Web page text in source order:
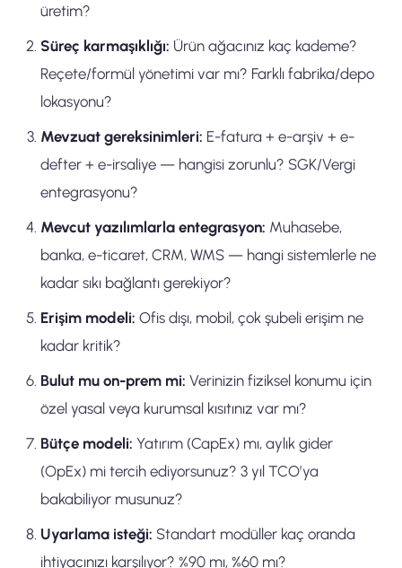
üretim?
Süreç karmaşıklığı: Ürün ağacınız kaç kademe?
Reçete/formül yönetimi var mı? Farklı fabrika/depo
lokasyonu?
Mevzuat gereksinimleri: E-fatura + e-arşiv + e-
defter + e-irsaliye — hangisi zorunlu? SGK/Vergi
entegrasyonu?
Mevcut yazılımlarla entegrasyon: Muhasebe,
banka, e-ticaret, CRM, WMS — hangi sistemlerle ne
kadar sıkı bağlantı gerekiyor?
Erişim modeli: Ofis dışı, mobil, çok şubeli erişim ne
kadar kritik?
Bulut mu on-prem mi: Verinizin fiziksel konumu için
özel yasal veya kurumsal kısıtınız var mı?
Bütçe modeli: Yatırım (CapEx) mı, aylık gider
(OpEx) mi tercih ediyorsunuz? 3 yıl TCO’ya
bakabiliyor musunuz?
Uyarlama isteği: Standart modüller kaç oranda
ihtiyacınızı karşılıyor? %90 mı, %60 mı?